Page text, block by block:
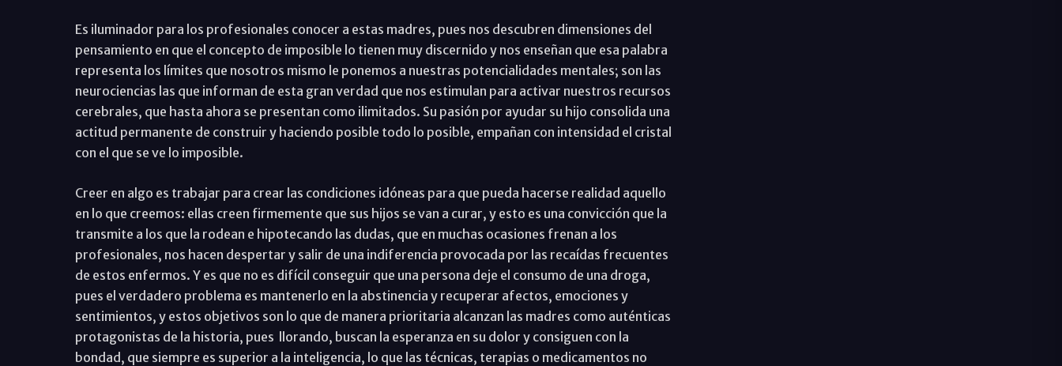
Es iluminador para los profesionales conocer a estas madres, pues nos descubren dimensiones del
pensamiento en que el concepto de imposible lo tienen muy discernido y nos enseñan que esa palabra
representa los límites que nosotros mismo le ponemos a nuestras potencialidades mentales; son las
neurociencias las que informan de esta gran verdad que nos estimulan para activar nuestros recursos
cerebrales, que hasta ahora se presentan como ilimitados. Su pasión por ayudar su hijo consolida una
actitud permanente de construir y haciendo posible todo lo posible, empañan con intensidad el cristal
con el que se ve lo imposible.
Creer en algo es trabajar para crear las condiciones idóneas para que pueda hacerse realidad aquello
en lo que creemos: ellas creen firmemente que sus hijos se van a curar, y esto es una convicción que la
transmite a los que la rodean e hipotecando las dudas, que en muchas ocasiones frenan a los
profesionales, nos hacen despertar y salir de una indiferencia provocada por las recaídas frecuentes
de estos enfermos. Y es que no es difícil conseguir que una persona deje el consumo de una droga,
pues el verdadero problema es mantenerlo en la abstinencia y recuperar afectos, emociones y
sentimientos, y estos objetivos son lo que de manera prioritaria alcanzan las madres como auténticas
protagonistas de la historia, pues llorando, buscan la esperanza en su dolor y consiguen con la
bondad, que siempre es superior a la inteligencia, lo que las técnicas, terapias o medicamentos no